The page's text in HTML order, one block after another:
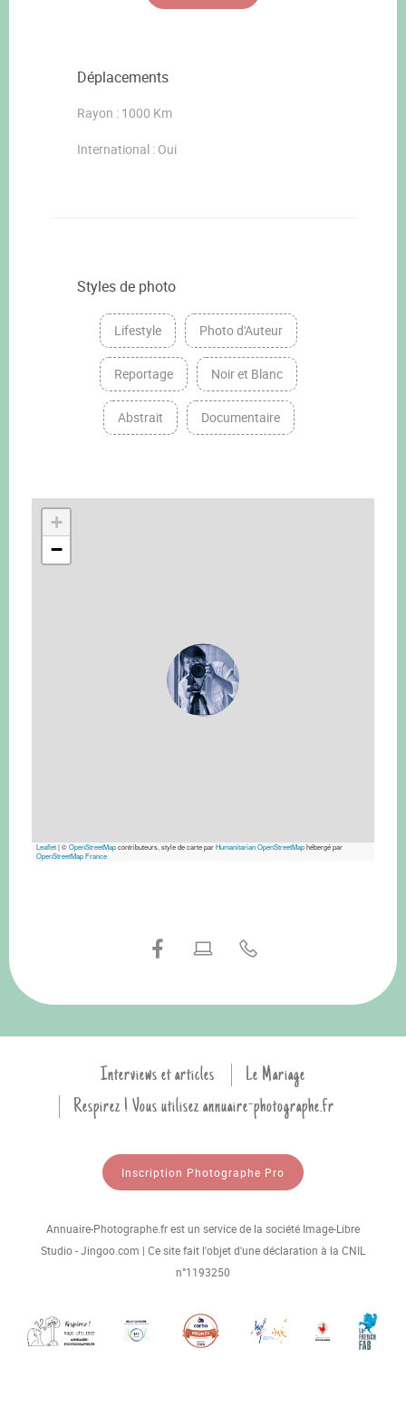
Déplacements
Rayon : 1000 Km
International : Oui
Styles de photo
Lifestyle Photo d'Auteur
Reportage Noir et Blanc
Abstrait Documentaire
+
−
Leaflet|©OpenStreetMapcontributeurs, style de carte parHumanitarian OpenStreetMaphébergé par
OpenStreetMap France
Interviews et articles
Le Mariage
Respirez ! Vous utilisez annuaire-photographe.fr
Inscription Photographe Pro
Annuaire-Photographe.fr est un service de la société Image-Libre
Studio - Jingoo.com | Ce site fait l'objet d'une déclaration à la CNIL
n°1193250